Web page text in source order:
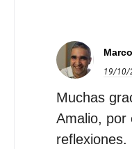
Marco
19/10/
Muchas
Amalio, por